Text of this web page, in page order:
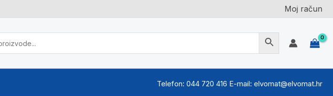
Moj račun
Telefon: 044 720 416 E-mail: elvomat@elvomat.hr